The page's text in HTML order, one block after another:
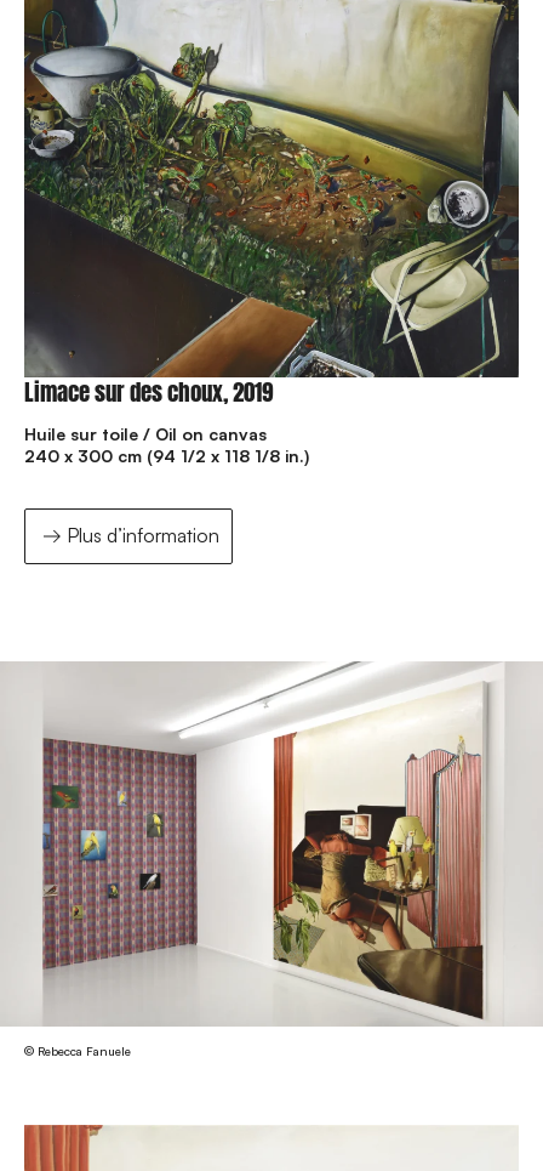
Limace sur des choux, 2019
Huile sur toile / Oil on canvas
240 x 300 cm (94 1/2 x 118 1/8 in.)
Plus d’information
© Rebecca Fanuele